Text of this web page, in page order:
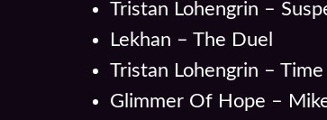
Tristan Lohengrin –
Lekhan – The Duel
Tristan Lohengrin – Time
Glimmer Of Hope –